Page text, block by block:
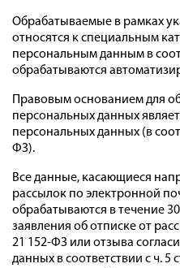
Обрабатываемые в рамках
относятся к специальным
персональным данным в
обрабатываются
Правовым основанием для
персональных данных
персональных данных (в
ФЗ).
Все данные, касающиеся
рассылок по электронной
обрабатываются в течение
заявления об отписке от
21 152-ФЗ или отзыва
данных в соответствии с ч. 5